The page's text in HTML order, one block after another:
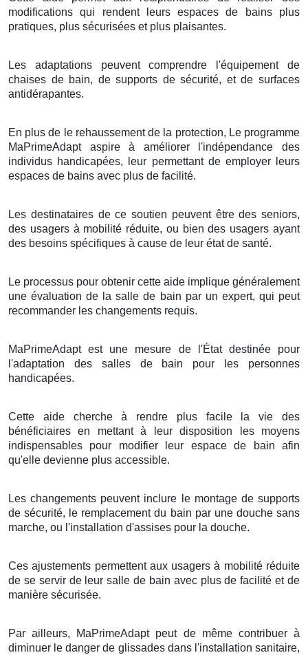
modifications qui rendent leurs espaces de bains plus
pratiques, plus sécurisées et plus plaisantes.
Les adaptations peuvent comprendre l'équipement de
chaises de bain, de supports de sécurité, et de surfaces
antidérapantes.
En plus de le rehaussement de la protection, Le programme
MaPrimeAdapt aspire à améliorer l'indépendance des
individus handicapées, leur permettant de employer leurs
espaces de bains avec plus de facilité.
Les destinataires de ce soutien peuvent être des seniors,
des usagers à mobilité réduite, ou bien des usagers ayant
des besoins spécifiques à cause de leur état de santé.
Le processus pour obtenir cette aide implique généralement
une évaluation de la salle de bain par un expert, qui peut
recommander les changements requis.
MaPrimeAdapt est une mesure de l'État destinée pour
l'adaptation des salles de bain pour les personnes
handicapées.
Cette aide cherche à rendre plus facile la vie des
bénéficiaires en mettant à leur disposition les moyens
indispensables pour modifier leur espace de bain afin
qu'elle devienne plus accessible.
Les changements peuvent inclure le montage de supports
de sécurité, le remplacement du bain par une douche sans
marche, ou l'installation d'assises pour la douche.
Ces ajustements permettent aux usagers à mobilité réduite
de se servir de leur salle de bain avec plus de facilité et de
manière sécurisée.
Par ailleurs, MaPrimeAdapt peut de même contribuer à
diminuer le danger de glissades dans l'installation sanitaire,